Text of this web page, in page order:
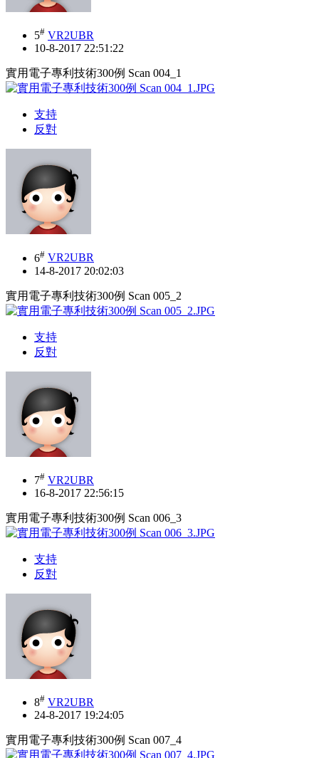
5# VR2UBR
10-8-2017 22:51:22
實用電子專利技術300例 Scan 004_1
支持
反對
6# VR2UBR
14-8-2017 20:02:03
實用電子專利技術300例 Scan 005_2
支持
反對
7# VR2UBR
16-8-2017 22:56:15
實用電子專利技術300例 Scan 006_3
支持
反對
8# VR2UBR
24-8-2017 19:24:05
實用電子專利技術300例 Scan 007_4